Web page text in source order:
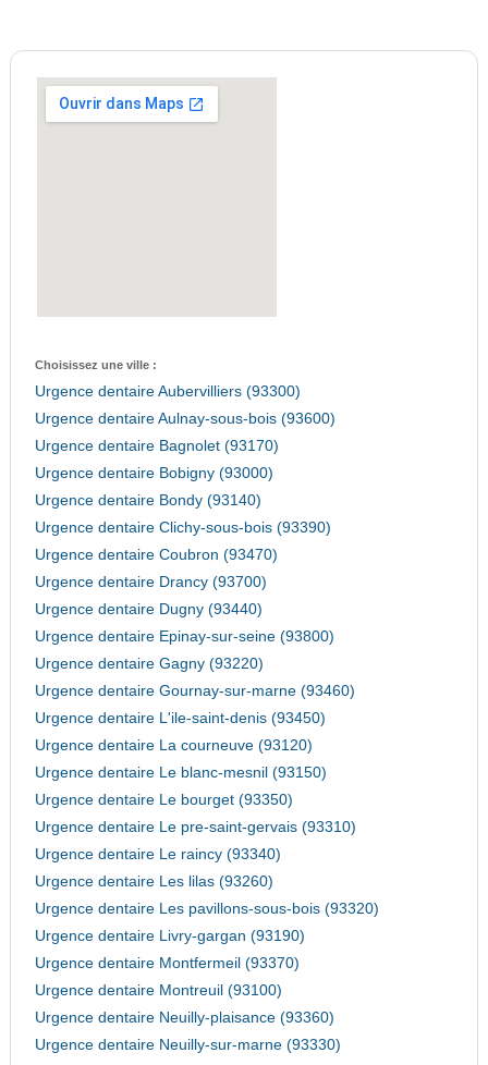
Choisissez une ville :
Urgence dentaire Aubervilliers (93300)
Urgence dentaire Aulnay-sous-bois (93600)
Urgence dentaire Bagnolet (93170)
Urgence dentaire Bobigny (93000)
Urgence dentaire Bondy (93140)
Urgence dentaire Clichy-sous-bois (93390)
Urgence dentaire Coubron (93470)
Urgence dentaire Drancy (93700)
Urgence dentaire Dugny (93440)
Urgence dentaire Epinay-sur-seine (93800)
Urgence dentaire Gagny (93220)
Urgence dentaire Gournay-sur-marne (93460)
Urgence dentaire L'ile-saint-denis (93450)
Urgence dentaire La courneuve (93120)
Urgence dentaire Le blanc-mesnil (93150)
Urgence dentaire Le bourget (93350)
Urgence dentaire Le pre-saint-gervais (93310)
Urgence dentaire Le raincy (93340)
Urgence dentaire Les lilas (93260)
Urgence dentaire Les pavillons-sous-bois (93320)
Urgence dentaire Livry-gargan (93190)
Urgence dentaire Montfermeil (93370)
Urgence dentaire Montreuil (93100)
Urgence dentaire Neuilly-plaisance (93360)
Urgence dentaire Neuilly-sur-marne (93330)